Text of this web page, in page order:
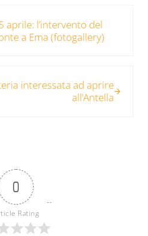
aprile: l’intervento del
a Ema (fotogallery)
interessata ad aprire
all’Antella
0
Rating